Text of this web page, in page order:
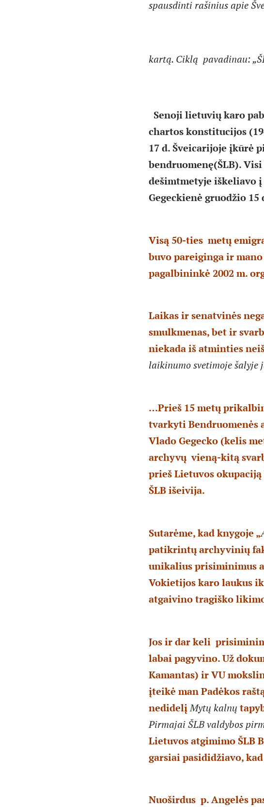
spausdinti rašinius apie
kartą. Ciklą pavadinau:
Senoji lietuvių karo
chartos konstitucijos
17 d. Šveicarijoje įkūrė
bendruomenę(ŠLB).
dešimtmetyje iškeliavo
Gegeckienė gruodžio 15
Visą 50-ties metų
buvo pareiginga ir
pagalbininkė 2002 m.
Laikas ir senatvinės
smulkmenas, bet ir
niekada iš atminties
laikinumo svetimoje šalyje
…Prieš 15 metų
tvarkyti Bendruomenės
Vlado Gegecko (kelis
archyvų vieną-kitą
prieš Lietuvos
ŠLB išeivija.
Sutarėme, kad knygoje „
patikrintų archyvinių
unikalius prisiminimus
Vokietijos karo laukus
atgaivino tragiško
Jos ir dar keli
labai pagyvino. Už
Kamantas) ir VU
įteikė man Padėkos
nedidelįMytų kalnų
Pirmajai ŠLB valdybos
Lietuvos atgimimo ŠLB
garsiai pasididžiavo, kad
Nuoširdus p. Angelės